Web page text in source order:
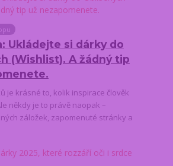
Ukládejte si dárky do
(Wishlist). A žádný tip
je krásné to, kolik inspirace člověk
někdy je to právě naopak –
záložek, zapomenuté stránky a